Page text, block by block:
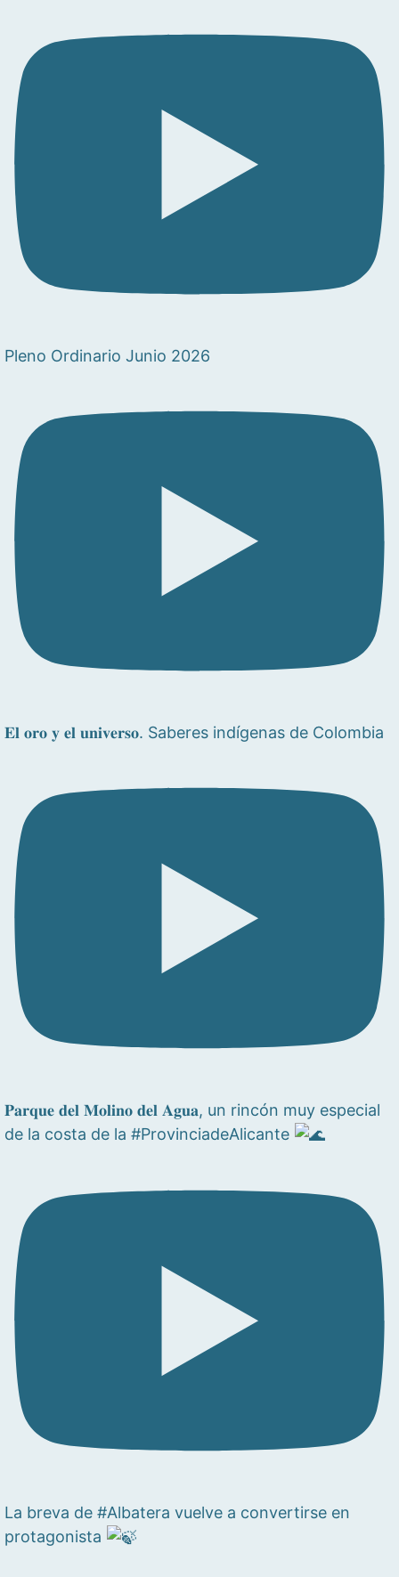
Pleno Ordinario Junio 2026
𝐄𝐥 𝐨𝐫𝐨 𝐲 𝐞𝐥 𝐮𝐧𝐢𝐯𝐞𝐫𝐬𝐨. Saberes indígenas de Colombia
𝐏𝐚𝐫𝐪𝐮𝐞 𝐝𝐞𝐥 𝐌𝐨𝐥𝐢𝐧𝐨 𝐝𝐞𝐥 𝐀𝐠𝐮𝐚, un rincón muy especial
de la costa de la #ProvinciadeAlicante
La breva de #Albatera vuelve a convertirse en
protagonista